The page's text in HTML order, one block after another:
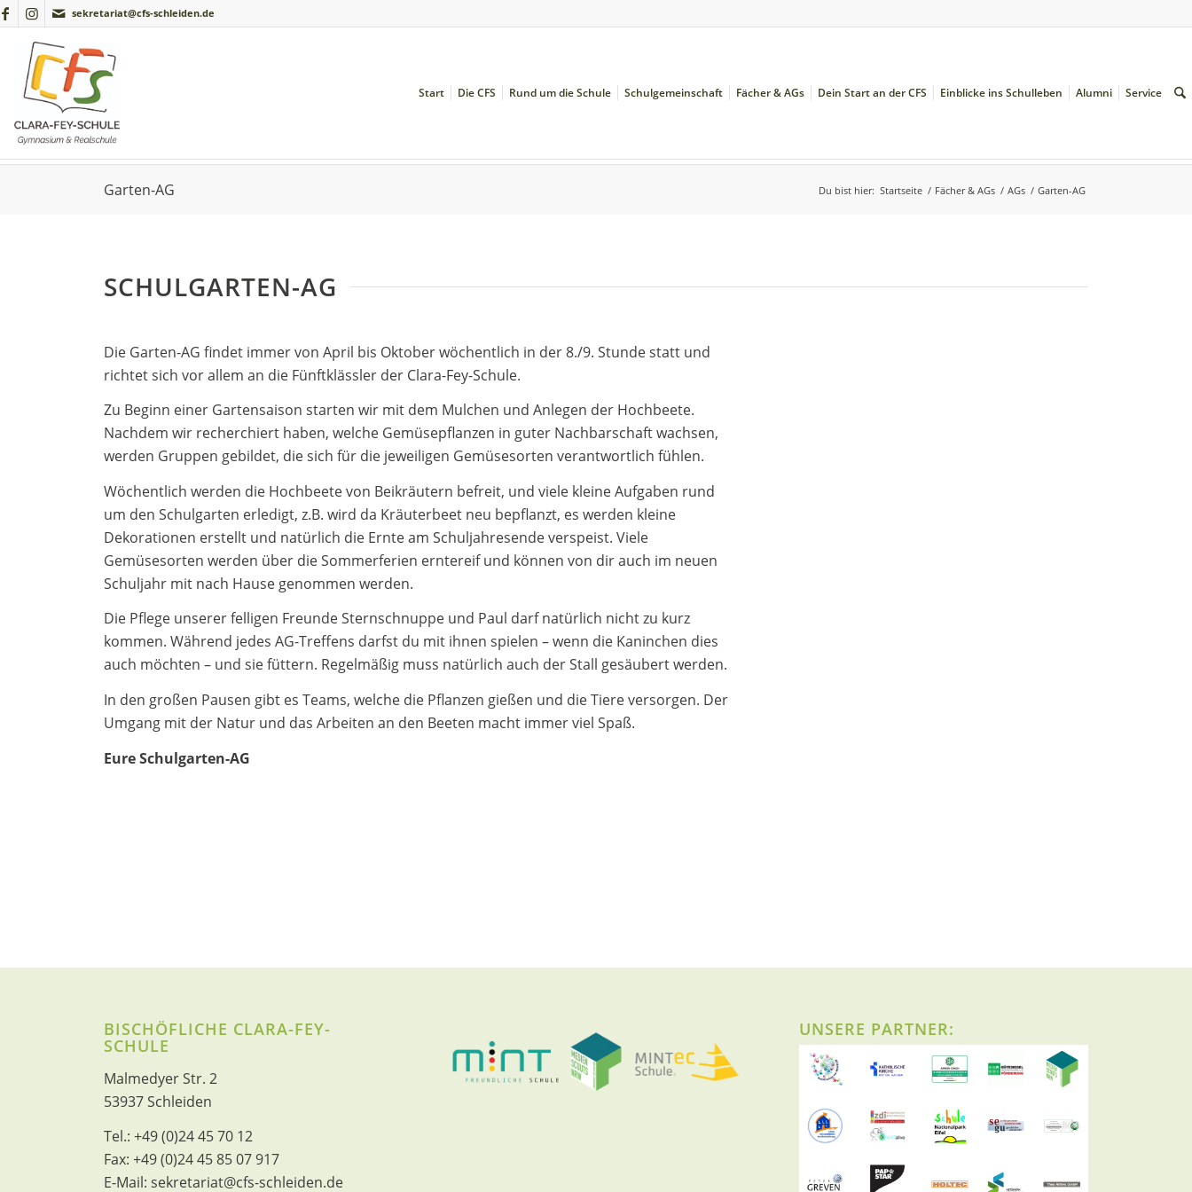
sekretariat@cfs-schleiden.de
Start Die CFS Rund um die Schule Schulgemeinschaft Fächer & AGs Dein Start an der CFS Einblicke ins Schulleben Alumni Service
Garten-AG Du bist hier: Startseite / Fächer & AGs / AGs / Garten-AG
SCHULGARTEN-AG
Die Garten-AG findet immer von April bis Oktober wöchentlich in der 8./9. Stunde statt und
richtet sich vor allem an die Fünftklässler der Clara-Fey-Schule.
Zu Beginn einer Gartensaison starten wir mit dem Mulchen und Anlegen der Hochbeete.
Nachdem wir recherchiert haben, welche Gemüsepflanzen in guter Nachbarschaft wachsen,
werden Gruppen gebildet, die sich für die jeweiligen Gemüsesorten verantwortlich fühlen.
Wöchentlich werden die Hochbeete von Beikräutern befreit, und viele kleine Aufgaben rund
um den Schulgarten erledigt, z.B. wird da Kräuterbeet neu bepflanzt, es werden kleine
Dekorationen erstellt und natürlich die Ernte am Schuljahresende verspeist. Viele
Gemüsesorten werden über die Sommerferien erntereif und können von dir auch im neuen
Schuljahr mit nach Hause genommen werden.
Die Pflege unserer felligen Freunde Sternschnuppe und Paul darf natürlich nicht zu kurz
kommen. Während jedes AG-Treffens darfst du mit ihnen spielen – wenn die Kaninchen dies
auch möchten – und sie füttern. Regelmäßig muss natürlich auch der Stall gesäubert werden.
In den großen Pausen gibt es Teams, welche die Pflanzen gießen und die Tiere versorgen. Der
Umgang mit der Natur und das Arbeiten an den Beeten macht immer viel Spaß.
Eure Schulgarten-AG
BISCHÖFLICHE CLARA-FEY-
SCHULE
Malmedyer Str. 2
53937 Schleiden
Tel.:+49 (0)24 45 70 12
Fax:+49 (0)24 45 85 07 917
E-Mail:sekretariat@cfs-schleiden.de
UNSERE PARTNER: